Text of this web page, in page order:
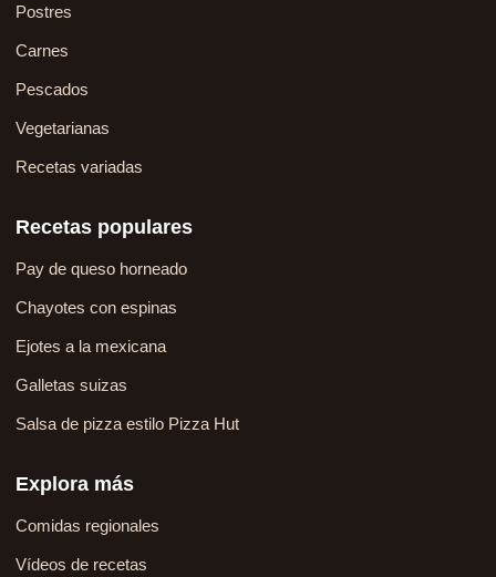
Postres
Carnes
Pescados
Vegetarianas
Recetas variadas
Recetas populares
Pay de queso horneado
Chayotes con espinas
Ejotes a la mexicana
Galletas suizas
Salsa de pizza estilo Pizza Hut
Explora más
Comidas regionales
Vídeos de recetas